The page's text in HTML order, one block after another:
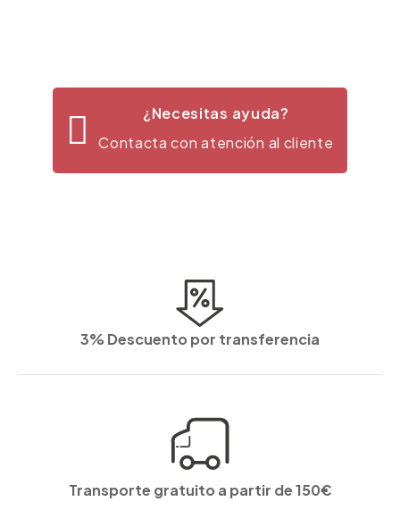
¿Necesitas ayuda?
Contacta con atención al cliente
3% Descuento por transferencia
Transporte gratuito a partir de 150€